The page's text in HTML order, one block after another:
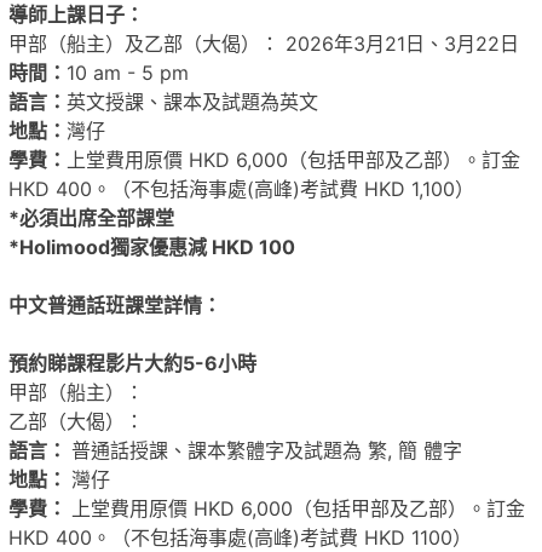
導師上課日子：
甲部（船主）及乙部（大偈）： 2026年3月21日、3月22日
時間： 10 am - 5 pm
語言： 英文授課、課本及試題為英文
地點： 灣仔
學費：
上堂費用原價 HKD 6,000（包括甲部及乙部）。訂金
HKD 400。（不包括海事處(高峰)考試費 HKD 1,100）
*必須出席全部課堂
*Holimood獨家優惠減 HKD 100
中文普通話班課堂詳情：
預約睇課程影片大約5-6小時
甲部（船主）：
乙部（大偈）：
語言： 普通話授課、課本繁體字及試題為 繁, 簡 體字
地點： 灣仔
學費：
上堂費用原價 HKD 6,000（包括甲部及乙部）。訂金
HKD 400。（不包括海事處(高峰)考試費 HKD 1100）